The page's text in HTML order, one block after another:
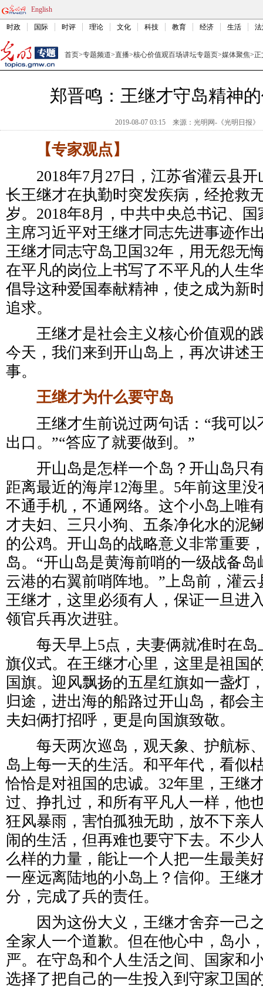
English
时政 国际 时评 理论 文化 科技 教育 经济 生活
首页>专题频道>直播>核心价值观百场讲坛专题页>媒体聚焦>正
郑晋鸣：王继才守岛精神
2019-08-07 03:15 来源： 光明网-《光明日报》
【专家观点】
2018年7月27日，江苏省灌云县开
长王继才在执勤时突发疾病，经抢救
岁。2018年8月，中共中央总书记、
主席习近平对王继才同志先进事迹作
王继才同志守岛卫国32年，用无怨无
在平凡的岗位上书写了不平凡的人生
倡导这种爱国奉献精神，使之成为新
追求。
王继才是社会主义核心价值观的践
今天，我们来到开山岛上，再次讲述
事。
王继才为什么要守岛
王继才生前说过两句话：“我可以
出口。”“答应了就要做到。”
开山岛是怎样一个岛？开山岛只
距离最近的海岸12海里。5年前这里
不通手机，不通网络。这个小岛上唯
才夫妇、三只小狗、五条净化水的泥
的公鸡。开山岛的战略意义非常重要
岛。“开山岛是黄海前哨的一级战备
云港的右翼前哨阵地。”上岛前，灌
王继才，这里必须有人，保证一旦进
领官兵再次进驻。
每天早上5点，夫妻俩就准时在岛
旗仪式。在王继才心里，这里是祖国
国旗。迎风飘扬的五星红旗如一盏灯
归途，进出海的船路过开山岛，都会
夫妇俩打招呼，更是向国旗致敬。
每天两次巡岛，观天象、护航标
岛上每一天的生活。和平年代，看似
恰恰是对祖国的忠诚。32年里，王继
过、挣扎过，和所有平凡人一样，他
狂风暴雨，害怕孤独无助，放不下亲
闹的生活，但再难也要守下去。不少
么样的力量，能让一个人把一生最美
一座远离陆地的小岛上？信仰。王继
分，完成了兵的责任。
因为这份大义，王继才舍弃一己
全家人一个道歉。但在他心中，岛小
严。在守岛和个人生活之间、国家和
选择了把自己的一生投入到守家卫国